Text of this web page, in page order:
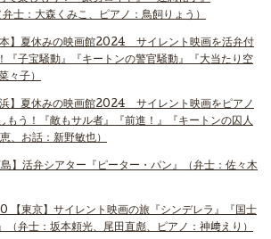
士：大森くみこ、ピアノ：鳥飼りょう）
本】夏休みの映画館2024 サイレント映画を活弁付
『子宝騒動』『キートンの警官騒動』『大当たり空
々子）
浜】夏休みの映画館2024 サイレント映画をピアノ
もう！『敵もサル者』『前進！』『キートンの囚人
、お話：新野敏也）
島】活弁シアター『ピーター・パン』（弁士：佐々木
【東京】サイレント映画の旅『シンデレラ』『国士
（弁士：坂本頼光、尾田直彪、ピアノ：神﨑えり）